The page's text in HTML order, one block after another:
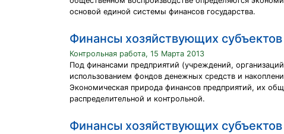
основой единой системы финансов государства.
Финансы хозяйствующих субъектов
Контрольная работа, 15 Марта 2013
Под финансами предприятий (учреждений,
использованием фондов денежных средств и
Экономическая природа финансов предприятий, их
распределительной и контрольной.
Финансы хозяйствующих субъектов